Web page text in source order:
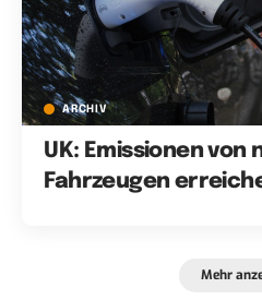
ARCHIV
UK: Emissionen von
Fahrzeugen
Mehr